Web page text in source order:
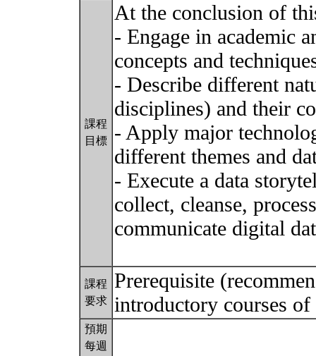
課程
目標
At the conclusion of
- Engage in academic
concepts and
- Describe different
disciplines) and their
- Apply major
different themes and
- Execute a data
collect, cleanse,
communicate digital
課程
要求
Prerequisite
introductory courses
預期
每週